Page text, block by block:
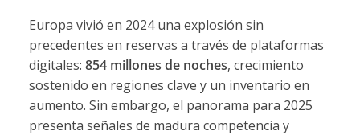
Europa vivió en 2024 una explosión sin
precedentes en reservas a través de plataformas
digitales: 854 millones de noches, crecimiento
sostenido en regiones clave y un inventario en
aumento. Sin embargo, el panorama para 2025
presenta señales de madura competencia y